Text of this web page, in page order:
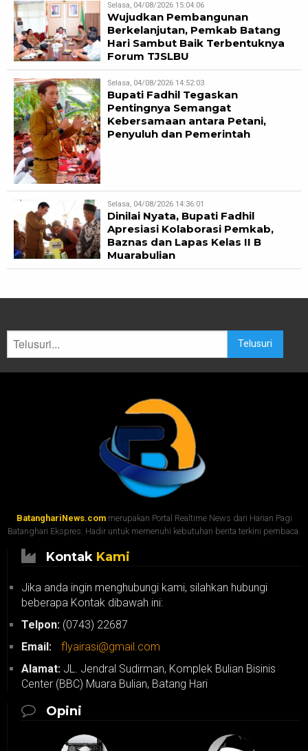
Selasa, 04/08/2026 15:04:06
Wujudkan Pembangunan
Berkelanjutan, Pemkab Batang
Hari Sambut Baik Terbentuknya
Forum TJSLBU
Selasa, 04/08/2026 14:52:03
Bupati Fadhil Tegaskan
Pentingnya Semangat
Kebersamaan antara Petani,
Penyuluh dan Pemerintah
Selasa, 04/08/2026 14:36:01
Dinilai Nyata, Bupati Fadhil
Apresiasi Kolaborasi Pemkab,
Baznas dan Lapas Kelas II B
Muarabulian
Telusuri
BatanghariNews.commerupakan Portal Realtime News dari Harian Pagi
Batanghari Ekspres. Hadir untuk memenuhi kebutuhan berita terkini pembaca.
Kontak Kami
Jika anda ingin menghubungi kami, silahkan hubungi
beberapa Kontak dibawah ini:
Telpon: (0743) 22687
Email:
flyairasi@gmail.com
Alamat: JL. Jendral Sudirman, Komplek Bulian Bisinis
Center (BBC) Muara Bulian, Batang Hari
Opini